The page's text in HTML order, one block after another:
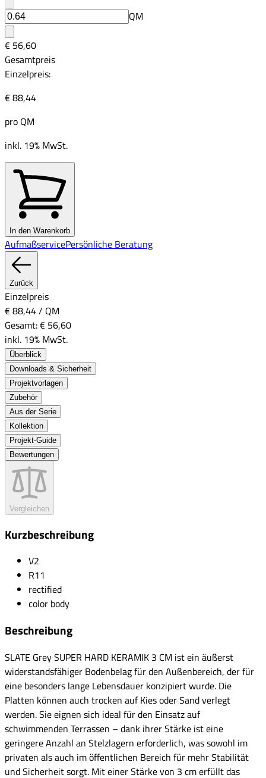
QM
€ 56,60
Gesamtpreis
Einzelpreis:
€ 88,44
pro QM
inkl. 19% MwSt.
In den Warenkorb
AufmaßservicePersönliche Beratung
Zurück
Einzelpreis
€ 88,44/ QM
Gesamt:€ 56,60
inkl. 19% MwSt.
Überblick
Downloads & Sicherheit
Projektvorlagen
Zubehör
Aus der Serie
Kollektion
Projekt-Guide
Bewertungen
Vergleichen
Kurzbeschreibung
V2
R11
rectified
color body
Beschreibung
SLATE Grey SUPER HARD KERAMIK 3 CM ist ein äußerst
widerstandsfähiger Bodenbelag für den Außenbereich, der für
eine besonders lange Lebensdauer konzipiert wurde. Die
Platten können auch trocken auf Kies oder Sand verlegt
werden. Sie eignen sich ideal für den Einsatz auf
schwimmenden Terrassen – dank ihrer Stärke ist eine
geringere Anzahl an Stelzlagern erforderlich, was sowohl im
privaten als auch im öffentlichen Bereich für mehr Stabilität
und Sicherheit sorgt. Mit einer Stärke von 3 cm erfüllt das